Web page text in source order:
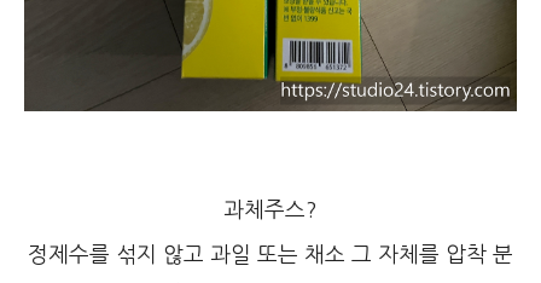
과체주스?
정제수를 섞지 않고 과일 또는 채소 그 자체를 압착 분